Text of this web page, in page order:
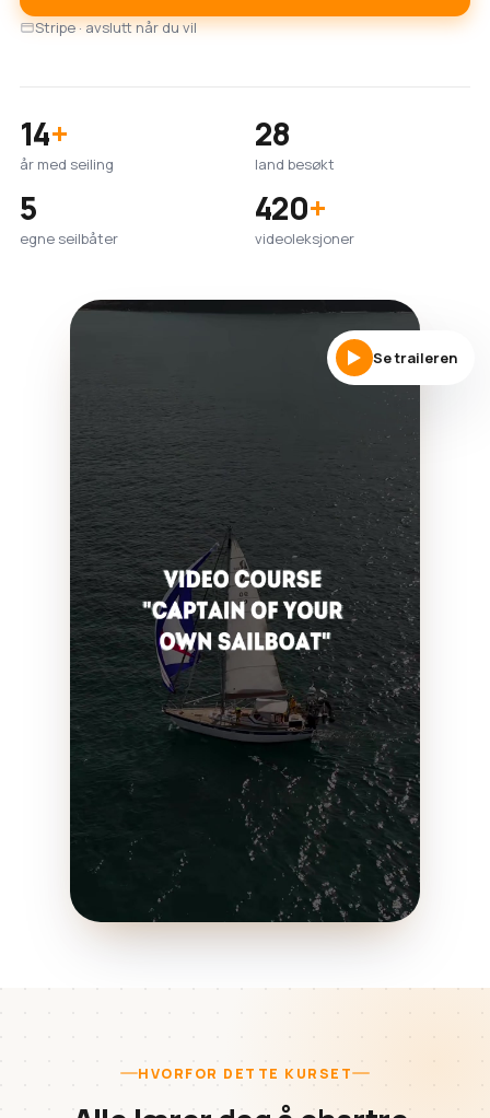
Stripe · avslutt når du vil
14+
år med seiling
28
land besøkt
5
egne seilbåter
420+
videoleksjoner
Se traileren
HVORFOR DETTE KURSET